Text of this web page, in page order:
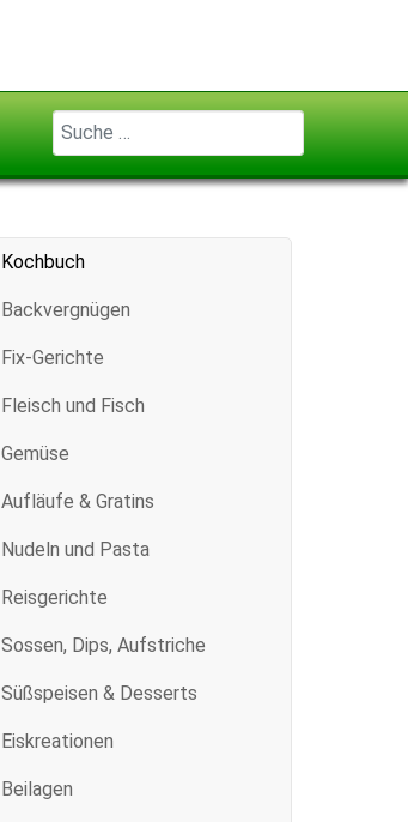
Kochbuch
Backvergnügen
Fix-Gerichte
Fleisch und Fisch
Gemüse
Aufläufe & Gratins
Nudeln und Pasta
Reisgerichte
Sossen, Dips, Aufstriche
Süßspeisen & Desserts
Eiskreationen
Beilagen